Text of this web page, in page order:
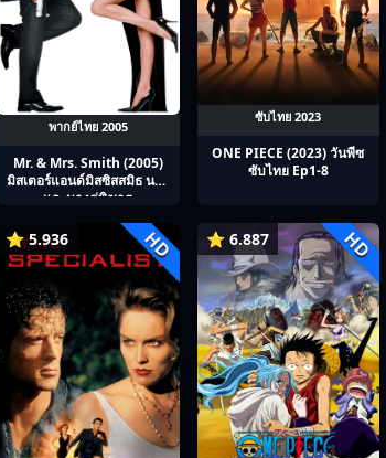
พากย์ไทย 2005
Mr. & Mrs. Smith (2005)
มิสเตอร์แอนด์มิสซิสสมิธ นาย
และนางคู่พิฆาต
ซับไทย 2023
ONE PIECE (2023) วันพีซ
ซับไทย Ep1-8
⭐ 5.936 HD ⭐ 6.887 HD